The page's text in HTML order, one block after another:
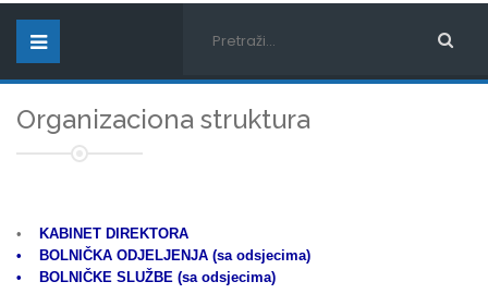
Organizaciona struktura
•
KABINET DIREKTORA
• BOLNIČKA ODJELJENJA (sa odsjecima)
• BOLNIČKE SLUŽBE (sa odsjecima)